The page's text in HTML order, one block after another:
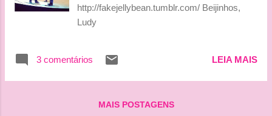
http://fakejellybean.tumblr.com/ Beijinhos,
Ludy
3 comentários LEIA MAIS
MAIS POSTAGENS